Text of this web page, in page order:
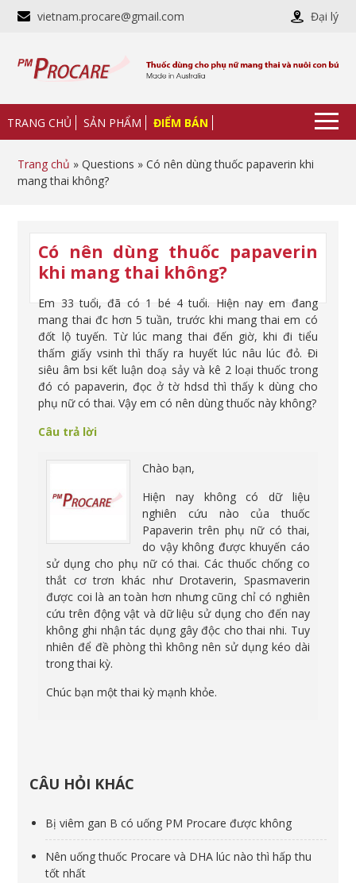
vietnam.procare@gmail.com Đại lý
TRANG CHỦ SẢN PHẨM ĐIỂM BÁN
Trang chủ » Questions » Có nên dùng thuốc papaverin khi
mang thai không?
Có nên dùng thuốc papaverin
khi mang thai không?
Em 33 tuổi, đã có 1 bé 4 tuổi. Hiện nay em đang
mang thai đc hơn 5 tuần, trước khi mang thai em có
đốt lộ tuyến. Từ lúc mang thai đến giờ, khi đi tiểu
thấm giấy vsinh thì thấy ra huyết lúc nâu lúc đỏ. Đi
siêu âm bsi kết luận doạ sảy và kê 2 loại thuốc trong
đó có papaverin, đọc ở tờ hdsd thì thấy k dùng cho
phụ nữ có thai. Vậy em có nên dùng thuốc này không?
Câu trả lời
Chào bạn,
Hiện nay không có dữ liệu
nghiên cứu nào của thuốc
Papaverin trên phụ nữ có thai,
do vậy không được khuyến cáo
sử dụng cho phụ nữ có thai. Các thuốc chống co
thắt cơ trơn khác như Drotaverin, Spasmaverin
được coi là an toàn hơn nhưng cũng chỉ có nghiên
cứu trên động vật và dữ liệu sử dụng cho đến nay
không ghi nhận tác dụng gây độc cho thai nhi. Tuy
nhiên để đề phòng thì không nên sử dụng kéo dài
trong thai kỳ.
Chúc bạn một thai kỳ mạnh khỏe.
CÂU HỎI KHÁC
Bị viêm gan B có uống PM Procare được không
Nên uống thuốc Procare và DHA lúc nào thì hấp thu
tốt nhất